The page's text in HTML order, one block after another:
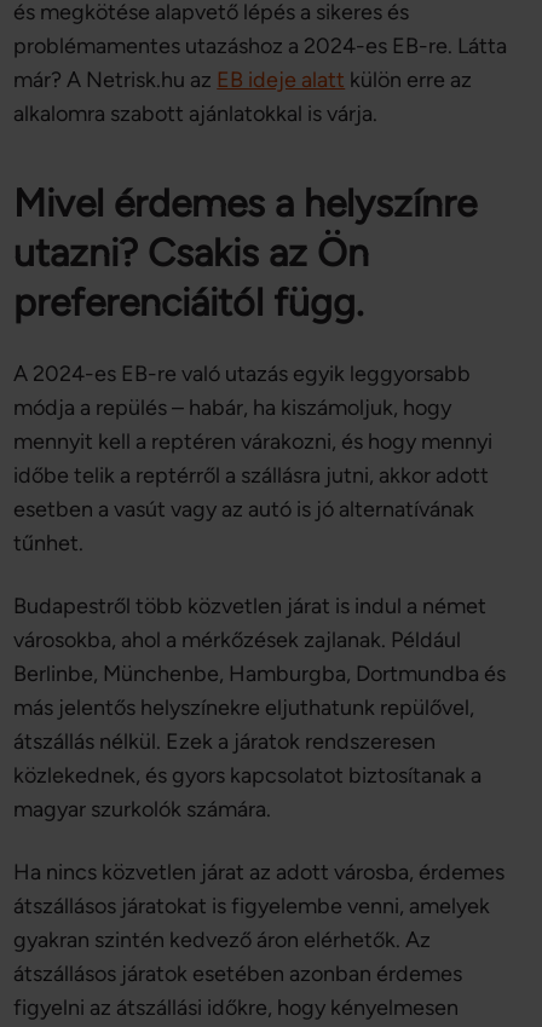
és megkötése alapvető lépés a sikeres és
problémamentes utazáshoz a 2024-es EB-re. Látta
már? A Netrisk.hu az EB ideje alatt külön erre az
alkalomra szabott ajánlatokkal is várja.
Mivel érdemes a helyszínre
utazni? Csakis az Ön
preferenciáitól függ.
A 2024-es EB-re való utazás egyik leggyorsabb
módja a repülés – habár, ha kiszámoljuk, hogy
mennyit kell a reptéren várakozni, és hogy mennyi
időbe telik a reptérről a szállásra jutni, akkor adott
esetben a vasút vagy az autó is jó alternatívának
tűnhet.
Budapestről több közvetlen járat is indul a német
városokba, ahol a mérkőzések zajlanak. Például
Berlinbe, Münchenbe, Hamburgba, Dortmundba és
más jelentős helyszínekre eljuthatunk repülővel,
átszállás nélkül. Ezek a járatok rendszeresen
közlekednek, és gyors kapcsolatot biztosítanak a
magyar szurkolók számára.
Ha nincs közvetlen járat az adott városba, érdemes
átszállásos járatokat is figyelembe venni, amelyek
gyakran szintén kedvező áron elérhetők. Az
átszállásos járatok esetében azonban érdemes
figyelni az átszállási időkre, hogy kényelmesen